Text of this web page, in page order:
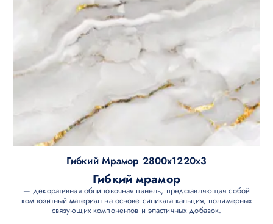
Гибкий Мрамор 2800х1220х3
Гибкий мрамор
— декоративная облицовочная панель, представляющая собой
композитный материал на основе силиката кальция, полимерных
связующих компонентов и эластичных добавок.